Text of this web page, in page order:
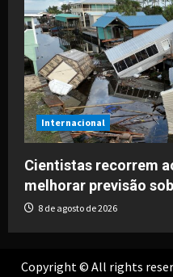
Internacional
Cientistas recorrem
melhorar previsão
8 de agosto de 2026
Copyright © All rights